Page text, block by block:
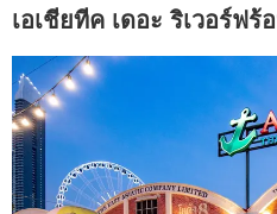
เอเชียทีค เดอะ ริเวอร์ฟร้